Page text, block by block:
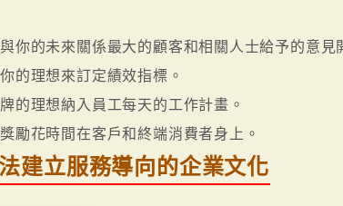
你的未來關係最大的顧客和相關人士給予的意見
的理想來訂定績效指標。
的理想納入員工每天的工作計畫。
勵花時間在客戶和終端消費者身上。
建立服務導向的企業文化